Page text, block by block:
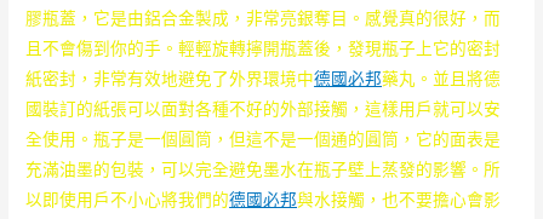
膠瓶蓋，它是由鋁合金製成，非常亮銀奪目。感覺真的很好，而
且不會傷到你的手。輕輕旋轉擰開瓶蓋後，發現瓶子上它的密封
紙密封，非常有效地避免了外界環境中德國必邦藥丸。並且將德
國裝訂的紙張可以面對各種不好的外部接觸，這樣用戶就可以安
全使用。瓶子是一個圓筒，但這不是一個通的圓筒，它的面表是
充滿油墨的包裝，可以完全避免墨水在瓶子壁上蒸發的影響。所
以即使用戶不小心將我們的德國必邦與水接觸，也不要擔心會影